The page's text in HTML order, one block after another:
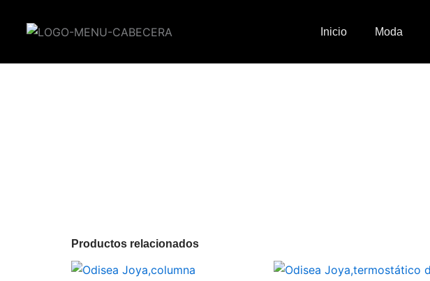
Inicio Moda
Productos relacionados